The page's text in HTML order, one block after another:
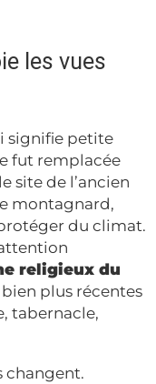
les vues
signifie petite
fut remplacée
site de l’ancien
montagnard,
du climat.
religieux du
plus récentes
tabernacle,
changent.